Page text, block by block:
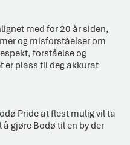
med for 20 år siden,
og misforståelser om
forståelse og
er plass til deg akkurat
Pride at flest mulig vil ta
gjøre Bodø til en by der